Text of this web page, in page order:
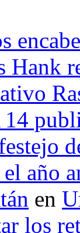
Hank
el año
en
los